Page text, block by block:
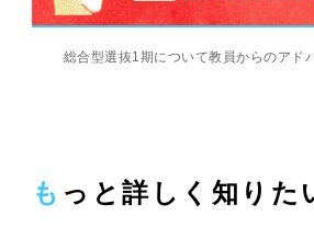
総合型選抜1期について教員からのアド
もっと詳しく知りた